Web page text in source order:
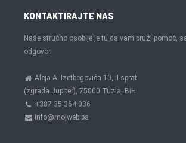
KONTAKTIRAJTE NAS
Naše stručno osoblje je tu da vam pruži pomoć,
odgovor.
Aleja A. Izetbegovića 10, II sprat
(zgrada Jupiter), 75000 Tuzla, BiH
+387 35 364 036
info@mojweb.ba